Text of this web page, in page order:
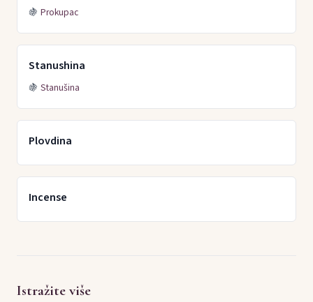
🍇 Prokupac
Stanushina
🍇 Stanušina
Plovdina
Incense
Istražite više